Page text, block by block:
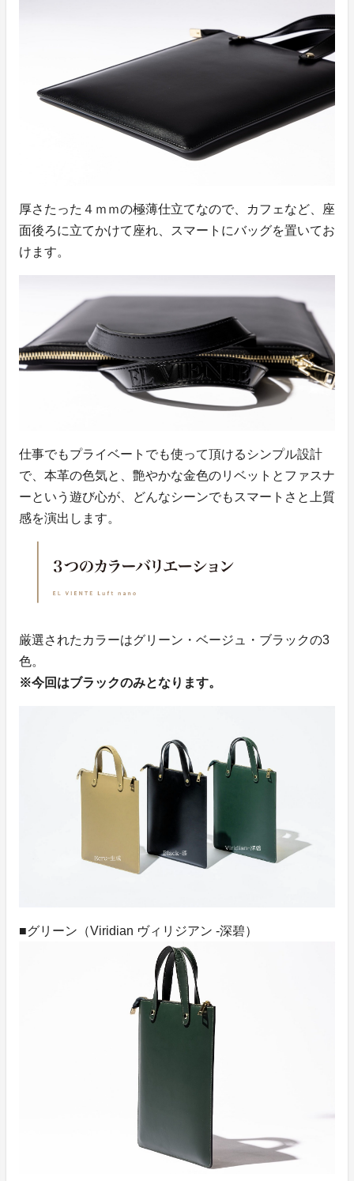
厚さたった４ｍｍの極薄仕立てなので、カフェなど、座
面後ろに立てかけて座れ、スマートにバッグを置いてお
けます。
仕事でもプライベートでも使って頂けるシンプル設計
で、本革の色気と、艶やかな金色のリベットとファスナ
ーという遊び心が、どんなシーンでもスマートさと上質
感を演出します。
厳選されたカラーはグリーン・ベージュ・ブラックの3
色。
※今回はブラックのみとなります。
■グリーン（Viridian ヴィリジアン -深碧）